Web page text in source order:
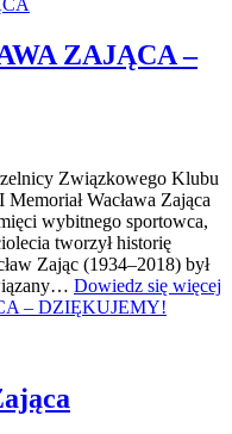
ZAJĄCA –
Związkowego Klubu
Wacława Zająca
wybitnego sportowca,
tworzył historię
Zając (1934–2018) był
Dowiedz się więcej
– DZIĘKUJEMY!